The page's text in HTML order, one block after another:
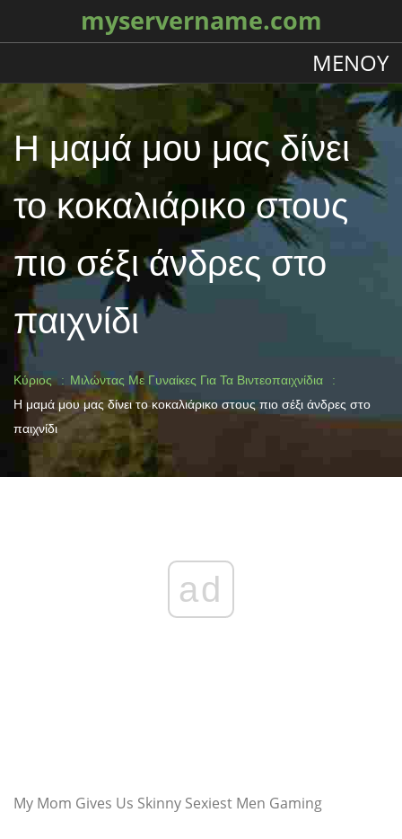
myservername.com
ΜΕΝΟΎ
Η μαμά μου μας δίνει
το κοκαλιάρικο στους
πιο σέξι άνδρες στο
παιχνίδι
Κύριος
Μιλώντας Με Γυναίκες Για Τα Βιντεοπαιχνίδια
Η μαμά μου μας δίνει το κοκαλιάρικο στους πιο σέξι άνδρες στο
παιχνίδι
ad
My Mom Gives Us Skinny Sexiest Men Gaming